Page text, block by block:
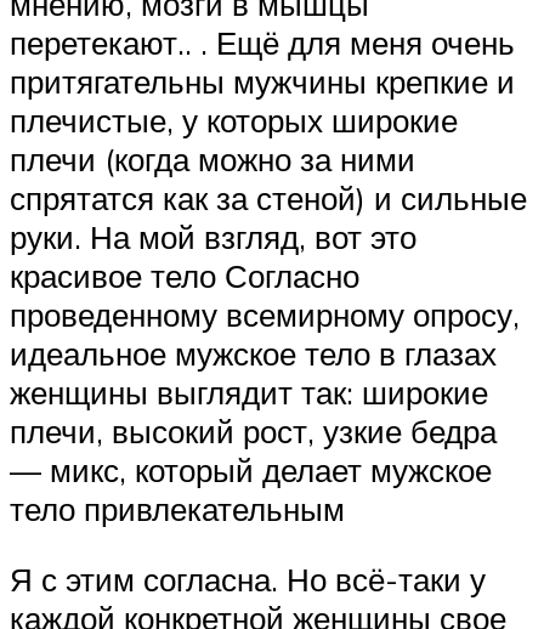
перетекают.. . Ещё для меня очень
притягательны мужчины крепкие и
плечистые, у которых широкие
плечи (когда можно за ними
спрятатся как за стеной) и сильные
руки. На мой взгляд, вот это
красивое тело Согласно
проведенному всемирному опросу,
идеальное мужское тело в глазах
женщины выглядит так: широкие
плечи, высокий рост, узкие бедра
— микс, который делает мужское
тело привлекательным
Я с этим согласна. Но всё-таки у
каждой конкретной женщины свое